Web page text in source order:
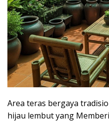
Area teras bergaya
hijau lembut yang